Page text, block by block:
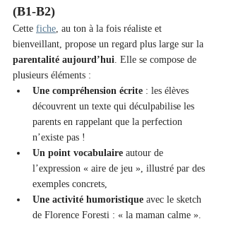
(B1-B2)
Cette fiche , au ton à la fois réaliste et
bienveillant, propose un regard plus large sur la
parentalité aujourd’hui . Elle se compose de
plusieurs éléments :
Une compréhension écrite : les élèves
découvrent un texte qui déculpabilise les
parents en rappelant que la perfection
n’existe pas !
Un point vocabulaire autour de
l’expression « aire de jeu », illustré par des
exemples concrets,
Une activité humoristique avec le sketch
de Florence Foresti : « la maman calme ».